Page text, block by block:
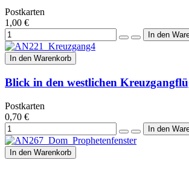
Postkarten
1,00 €
In den Warenkorb
Blick in den westlichen
Postkarten
0,70 €
In den Warenkorb